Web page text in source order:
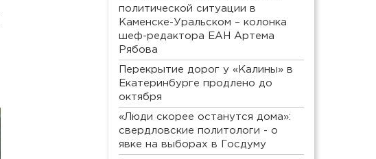
политической ситуации в
Каменске-Уральском – колонка
шеф-редактора ЕАН Артема
Рябова
Перекрытие дорог у «Калины» в
Екатеринбурге продлено до
октября
«Люди скорее останутся дома»:
свердловские политологи - о
явке на выборах в Госдуму